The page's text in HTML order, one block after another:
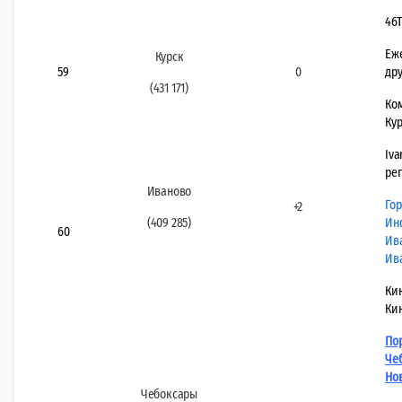
59
Курск
(431 171)
0
60
Иваново
(409 285)
+2
Чебоксары